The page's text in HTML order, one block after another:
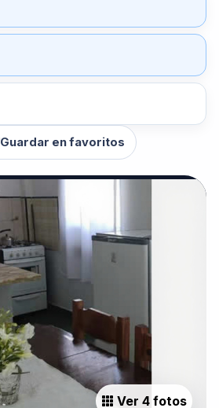
Guardar en favoritos
Ver 4 fotos